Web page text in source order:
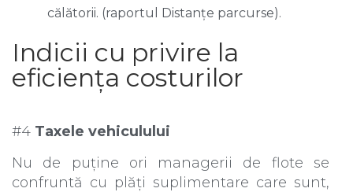
călătorii. (raportul Distanțe parcurse).
Indicii cu privire la
eficiența costurilor
#4 Taxele vehiculului
Nu de puține ori managerii de flote se
confruntă cu plăți suplimentare care sunt,